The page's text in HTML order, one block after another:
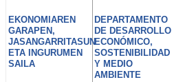
EKONOMIAREN
GARAPEN,
JASANGARRITASUN
ETA INGURUMEN
SAILA
DEPARTAMENTO
DE DESARROLLO
ECONÓMICO,
SOSTENIBILIDAD
Y MEDIO
AMBIENTE